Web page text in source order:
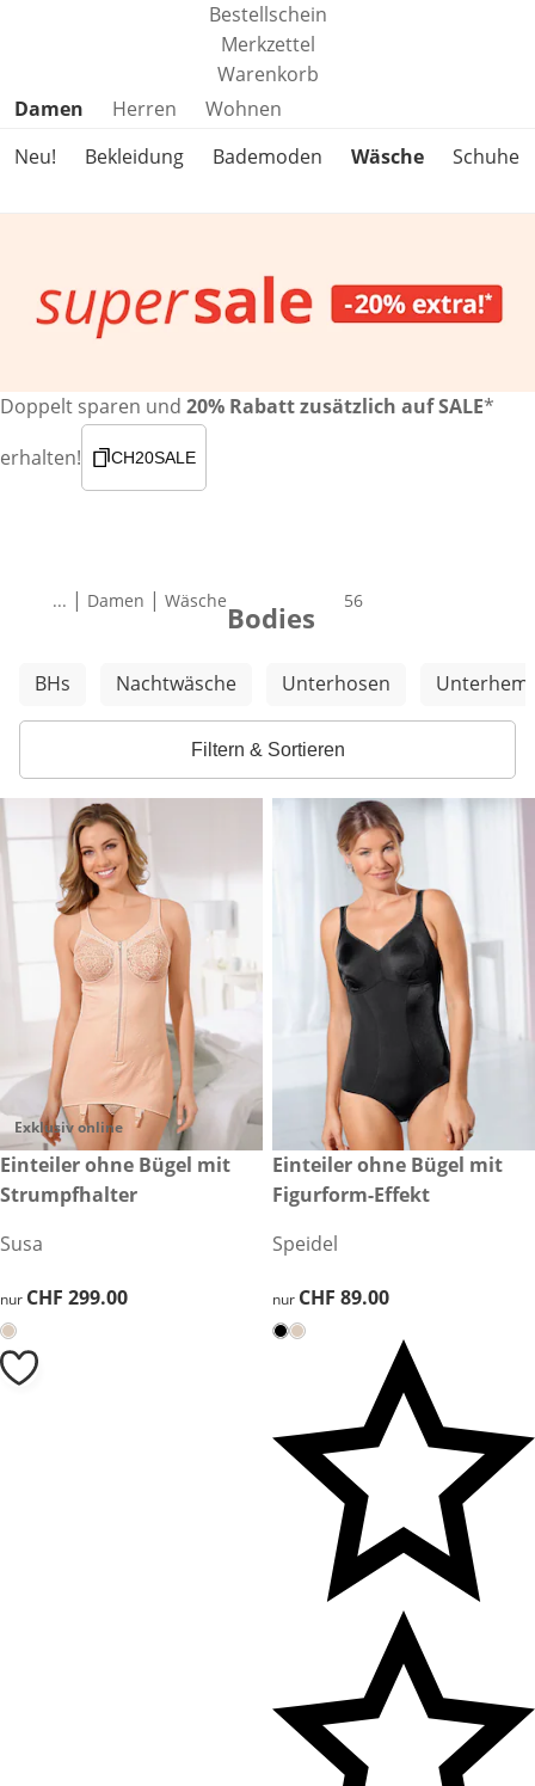
Bestellschein
Merkzettel
Warenkorb
Produktkategorien überspringen
Damen Herren
Wohnen
Neu!
Bekleidung Bademoden Wäsche Schuhe
Doppelt sparen und 20% Rabatt zusätzlich auf SALE*
erhalten!
CH20SALE
... | Damen | WäscheBodies Produkte
56
Weitere Kategorien überspringen
BHs Nachtwäsche Unterhosen
Filtern & Sortieren
Exklusiv online
CHF 299.00
Einteiler ohne Bügel mit
Strumpfhalter
Susa
CHF 299.00
nur CHF 299.00
CHF 89.00
Einteiler ohne Bügel mit
Figurform-Effekt
Speidel
CHF 89.00
nur CHF 89.00